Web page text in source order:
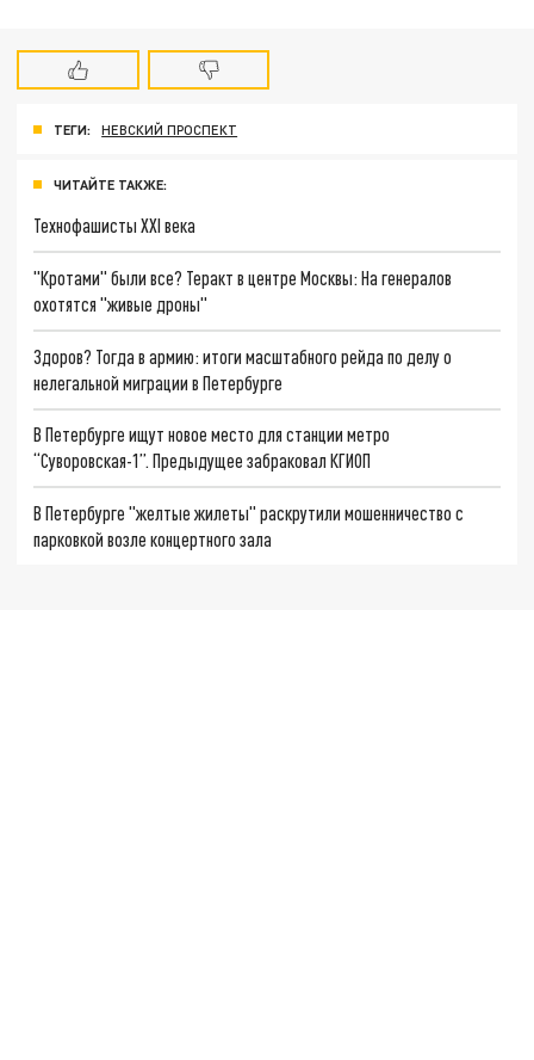
ТЕГИ: НЕВСКИЙ ПРОСПЕКТ
ЧИТАЙТЕ ТАКЖЕ:
Технофашисты XXI века
"Кротами" были все? Теракт в центре Москвы: На генералов
охотятся "живые дроны"
Здоров? Тогда в армию: итоги масштабного рейда по делу о
нелегальной миграции в Петербурге
В Петербурге ищут новое место для станции метро
“Суворовская-1”. Предыдущее забраковал КГИОП
В Петербурге "желтые жилеты" раскрутили мошенничество с
парковкой возле концертного зала